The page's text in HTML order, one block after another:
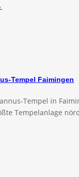
Tempel Faimingen
Tempel in
Tempelanlage